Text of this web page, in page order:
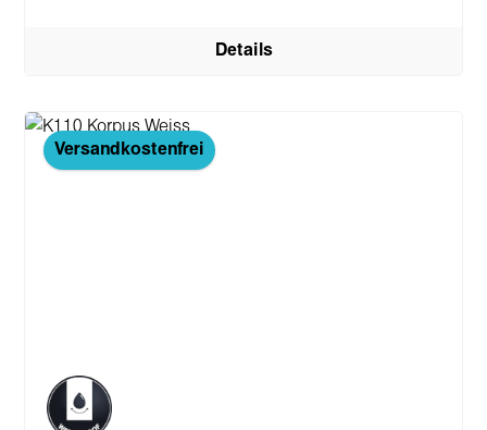
Details
Versandkostenfrei